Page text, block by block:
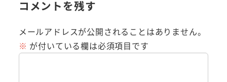
コメントを残す
メールアドレスが公開されることはありません。
※ が付いている欄は必須項目です